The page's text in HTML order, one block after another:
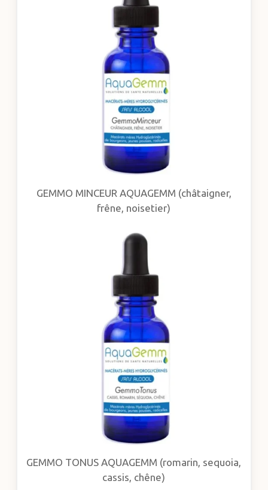
GEMMO MINCEUR AQUAGEMM (châtaigner,
frêne, noisetier)
GEMMO TONUS AQUAGEMM (romarin, sequoia,
cassis, chêne)